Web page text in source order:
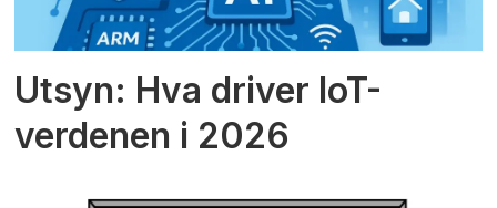
Utsyn: Hva driver IoT-
verdenen i 2026